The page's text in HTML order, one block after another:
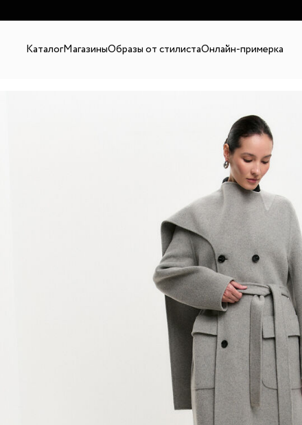
КаталогМагазиныОбразы от стилистаОнлайн-примерка